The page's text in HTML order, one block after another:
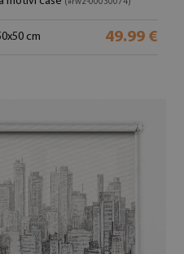
(#rwz-00030074)
cm 49.99 €